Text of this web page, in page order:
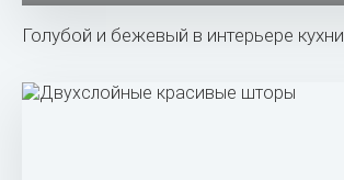
Голубой и бежевый в интерьере кухни